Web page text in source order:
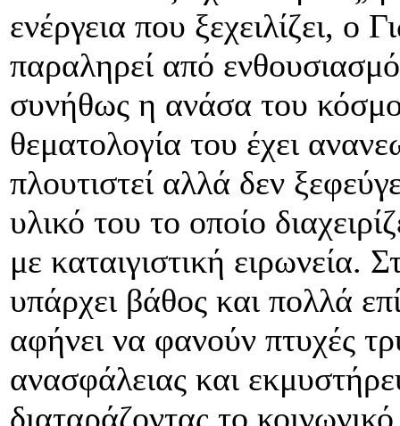
ενέργεια που ξεχειλίζει, ο
παραληρεί από
συνήθως η ανάσα του
θεματολογία του έχει
πλουτιστεί αλλά δεν
υλικό του το οποίο
με καταιγιστική ειρωνεία.
υπάρχει βάθος και πολλά
αφήνει να φανούν πτυχές
ανασφάλειας και
διαταράζοντας το